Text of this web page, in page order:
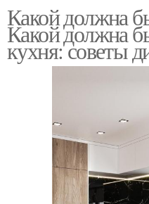
Какой должна
Какой должна
кухня: советы